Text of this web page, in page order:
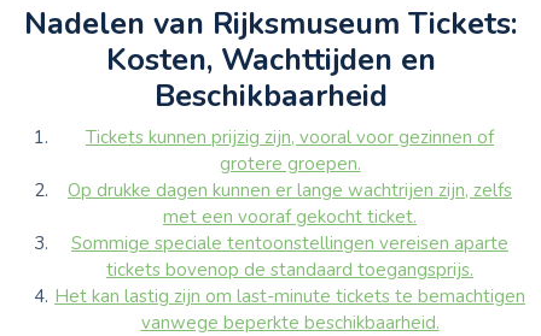
Nadelen van Rijksmuseum Tickets:
Kosten, Wachttijden en
Beschikbaarheid
Tickets kunnen prijzig zijn, vooral voor gezinnen of
grotere groepen.
Op drukke dagen kunnen er lange wachtrijen zijn, zelfs
met een vooraf gekocht ticket.
Sommige speciale tentoonstellingen vereisen aparte
tickets bovenop de standaard toegangsprijs.
Het kan lastig zijn om last-minute tickets te bemachtigen
vanwege beperkte beschikbaarheid.